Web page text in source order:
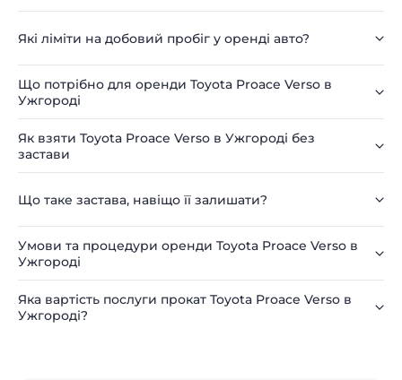
Які ліміти на добовий пробіг у оренді авто?
Що потрібно для оренди Toyota Proace Verso в
Ужгороді
Як взяти Toyota Proace Verso в Ужгороді без
застави
Що таке застава, навіщо її залишати?
Умови та процедури оренди Toyota Proace Verso в
Ужгороді
Яка вартість послуги прокат Toyota Proace Verso в
Ужгороді?